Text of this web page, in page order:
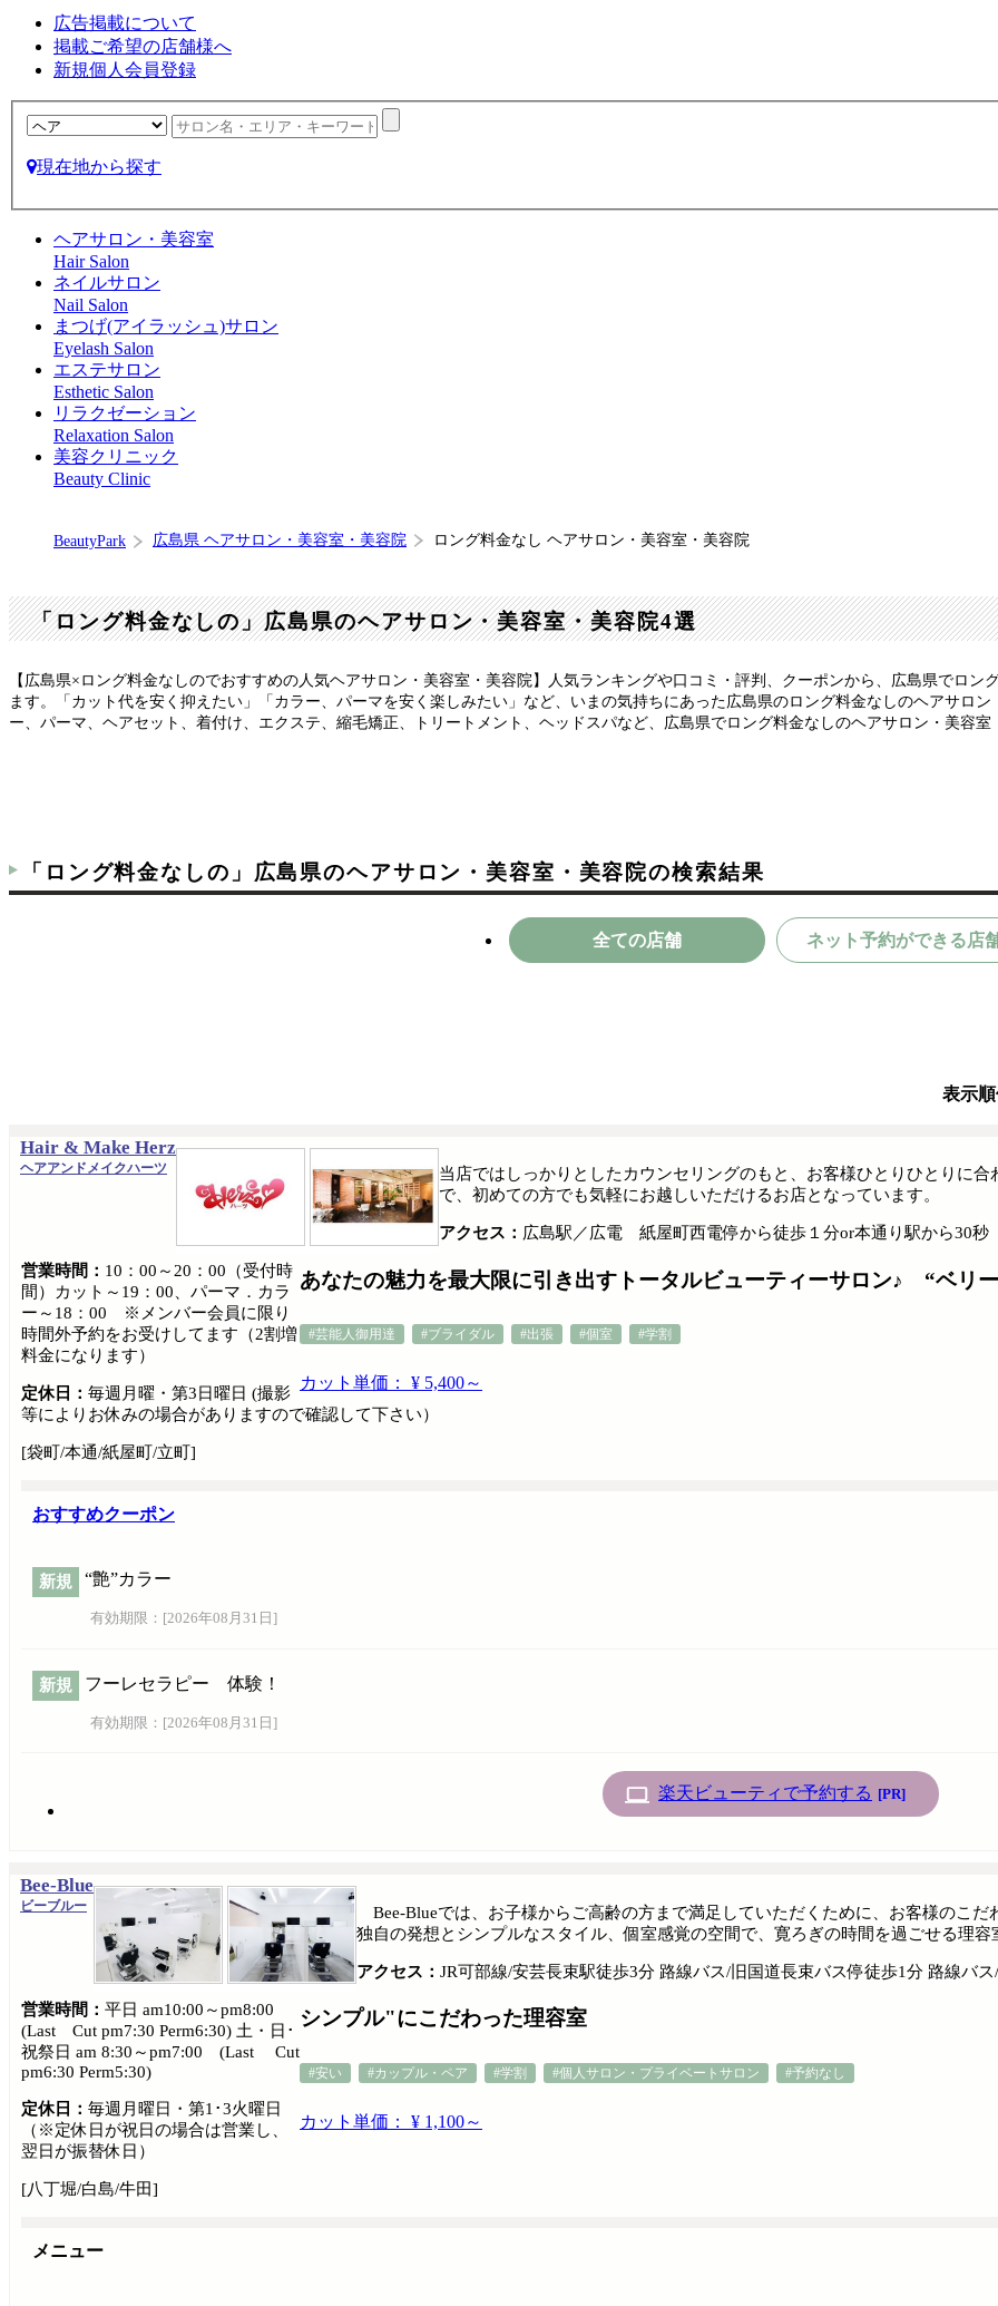
広告掲載について
掲載ご希望の店舗様へ
新規個人会員登録
現在地から探す
ヘアサロン・美容室
Hair Salon
ネイルサロン
Nail Salon
まつげ(アイラッシュ)サロン
Eyelash Salon
エステサロン
Esthetic Salon
リラクゼーション
Relaxation Salon
美容クリニック
Beauty Clinic
BeautyPark 広島県 ヘアサロン・美容室・美容院 ロング料金なし ヘアサロン・美容室・美容院
「ロング料金なしの」広島県のヘアサロン・美容室・美容院4選
【広島県×ロング料金なしのでおすすめの人気ヘアサロン・美容室・美容院】人気ランキングや口コミ・評判、クーポンから、広島県でロ
ます。「カット代を安く抑えたい」「カラー、パーマを安く楽しみたい」など、いまの気持ちにあった広島県のロング料金なしのヘアサロ
ー、パーマ、ヘアセット、着付け、エクステ、縮毛矯正、トリートメント、ヘッドスパなど、広島県でロング料金なしのヘアサロン・美容
「ロング料金なしの」広島県のヘアサロン・美容室・美容院の検索結果
全ての店舗 ネット予約ができる店
表示
Hair & Make Herz
ヘアアンドメイクハーツ
あなたの魅力を最大限に引き出すトータルビューティーサロン♪ “ベリ
#芸能人御用達 #ブライダル #出張 #個室 #学割
カット単価： ¥ 5,400～
当店ではしっかりとしたカウンセリングのもと、お客様ひとりひとりに
で、初めての方でも気軽にお越しいただけるお店となっています。
アクセス： 広島駅／広電 紙屋町西電停から徒歩１分or本通り駅から30秒
営業時間： 10：00～20：00（受付時
間）カット～19：00、パーマ．カラ
ー～18：00 ※メンバー会員に限り
時間外予約をお受けしてます（2割増
料金になります）
定休日： 毎週月曜・第3日曜日 (撮影
等によりお休みの場合がありますので確認して下さい）
[袋町/本通/紙屋町/立町]
おすすめクーポン
新規 “艶”カラー
有効期限：[2026年08月31日 ]
新規 フーレセラピー 体験！
有効期限：[2026年08月31日 ]
楽天ビューティで予約する [PR]
Bee-Blue
ビーブルー
シンプル"にこだわった理容室
#安い #カップル・ペア #学割 #個人サロン・プライベートサロン #予約なし
カット単価： ¥ 1,100～
Bee-Blueでは、お子様からご高齢の方まで満足していただくために、お客様のこ
独自の発想とシンプルなスタイル、個室感覚の空間で、寛ろぎの時間を過ごせる理
アクセス： JR可部線/安芸長束駅徒歩3分 路線バス/旧国道長束バス停徒歩1分 路線バ
営業時間： 平日 am10:00～pm8:00
(Last Cut pm7:30 Perm6:30) 土・日･
祝祭日 am 8:30～pm7:00 (Last Cut
pm6:30 Perm5:30)
定休日： 毎週月曜日・第1･3火曜日
（※定休日が祝日の場合は営業し、
翌日が振替休日）
[八丁堀/白島/牛田]
メニュー